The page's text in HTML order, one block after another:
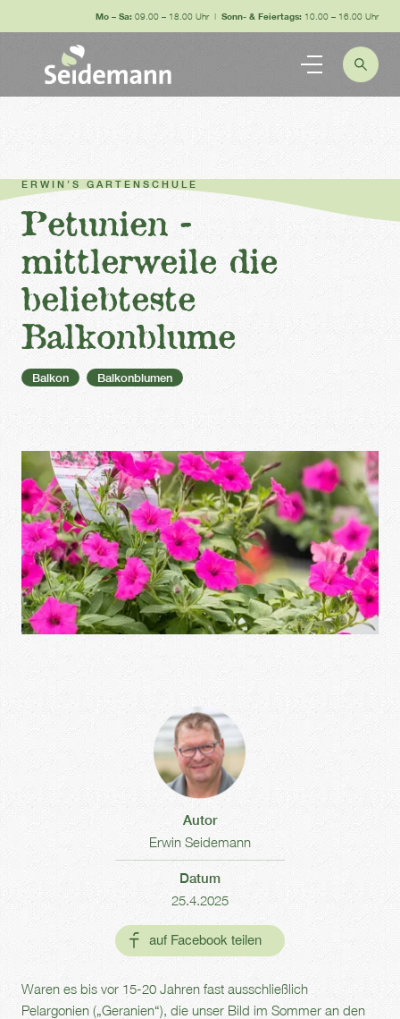
Mo – Sa: 09.00 – 18.00 Uhr | Sonn- & Feiertags: 10.00 – 16.00 Uhr
ERWIN’S GARTENSCHULE
Petunien -
mittlerweile die
beliebteste
Balkonblume
Balkon Balkonblumen
Waren es bis vor 15-20 Jahren fast ausschließlich
Pelargonien („Geranien“), die unser Bild im Sommer an den
Autor
Erwin Seidemann
Datum
25.4.2025